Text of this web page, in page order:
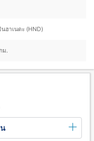
ฮาเนดะ (HND)
ม.